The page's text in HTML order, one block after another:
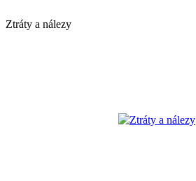
Ztráty a nálezy
Ztráty a nálezy